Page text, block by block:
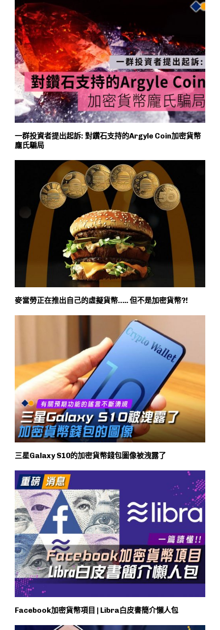
一群投資者提出起訴: 對鑽石支持的Argyle Coin加密貨幣
龐氏騙局
麥當勞正在推出自己的虛擬貨幣….. 但不是加密貨幣?!
三星Galaxy S10的加密貨幣錢包圖像被洩露了
Facebook加密貨幣項目 | Libra白皮書簡介懶人包